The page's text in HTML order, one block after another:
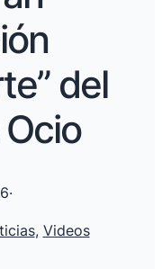
del
·
, Videos